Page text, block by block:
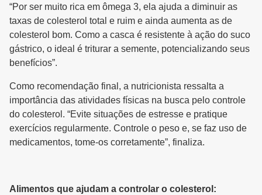
“Por ser muito rica em ômega 3, ela ajuda a diminuir as
taxas de colesterol total e ruim e ainda aumenta as de
colesterol bom. Como a casca é resistente à ação do suco
gástrico, o ideal é triturar a semente, potencializando seus
benefícios”.
Como recomendação final, a nutricionista ressalta a
importância das atividades físicas na busca pelo controle
do colesterol. “Evite situações de estresse e pratique
exercícios regularmente. Controle o peso e, se faz uso de
medicamentos, tome-os corretamente”, finaliza.
Alimentos que ajudam a controlar o colesterol: